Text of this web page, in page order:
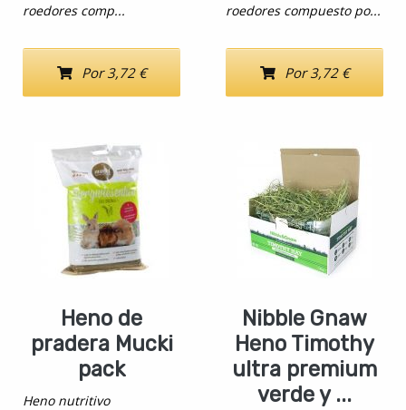
roedores comp...
Por 3,72 €
roedores compuesto po...
Por 3,72 €
Heno de
pradera Mucki
pack
Heno nutritivo
Nibble Gnaw
Heno Timothy
ultra premium
verde y ...